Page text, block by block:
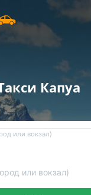
Капуа
или вокзал)
или вокзал)